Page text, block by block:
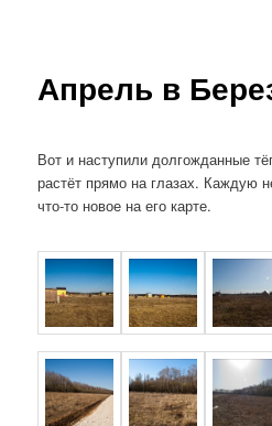
Апрель в
Вот и наступили долгожданные
растёт прямо на глазах. Каждую
что-то новое на его карте.